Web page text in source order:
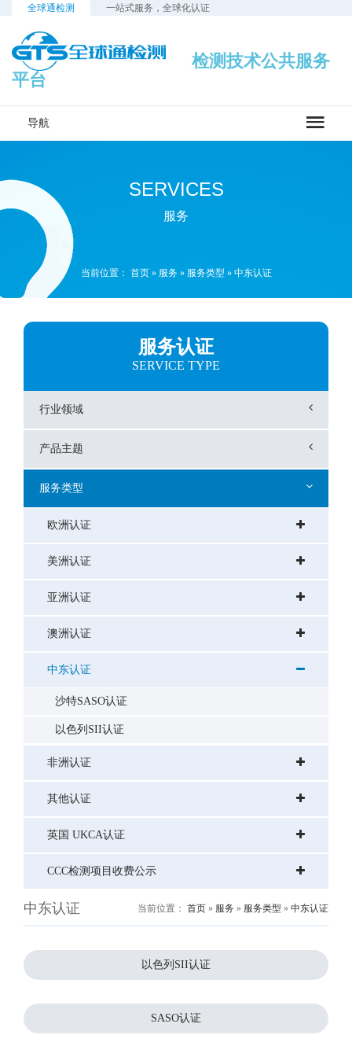
全球通检测 一站式服务，全球化认证
检测技术公共服务
平台
导航
SERVICES
服务
当前位置： 首页» 服务» 服务类型 » 中东认证
服务认证
SERVICE TYPE
行业领域
产品主题
服务类型
欧洲认证
美洲认证
亚洲认证
澳洲认证
中东认证
沙特SASO认证
以色列SII认证
非洲认证
其他认证
英国 UKCA认证
CCC检测项目收费公示
中东认证 当前位置： 首页 » 服务 » 服务类型 » 中东认证
以色列SII认证
SASO认证